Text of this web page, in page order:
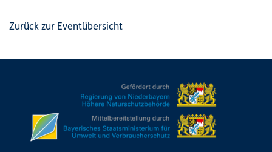
Zurück zur Eventübersicht